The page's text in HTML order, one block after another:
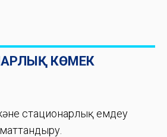
КӨМЕК
стационарлық емдеу